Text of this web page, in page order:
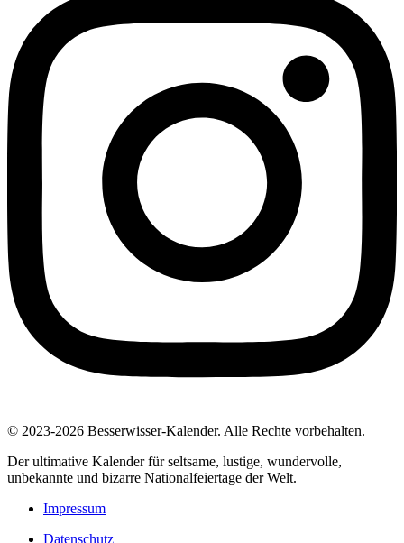
© 2023-2026 Besserwisser-Kalender. Alle Rechte vorbehalten.
Der ultimative Kalender für seltsame, lustige, wundervolle,
unbekannte und bizarre Nationalfeiertage der Welt.
Impressum
Datenschutz